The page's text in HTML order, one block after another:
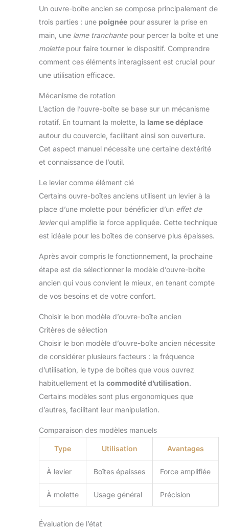
Un ouvre-boîte ancien se compose principalement de
trois parties : une poignée pour assurer la prise en
main, une lame tranchantepour percer la boîte et une
molettepour faire tourner le dispositif. Comprendre
comment ces éléments interagissent est crucial pour
une utilisation efficace.
Mécanisme de rotation
L’action de l’ouvre-boîte se base sur un mécanisme
rotatif. En tournant la molette, la lame se déplace
autour du couvercle, facilitant ainsi son ouverture.
Cet aspect manuel nécessite une certaine dextérité
et connaissance de l’outil.
Le levier comme élément clé
Certains ouvre-boîtes anciens utilisent un levier à la
place d’une molette pour bénéficier d’un effet de
levierqui amplifie la force appliquée. Cette technique
est idéale pour les boîtes de conserve plus épaisses.
Après avoir compris le fonctionnement, la prochaine
étape est de sélectionner le modèle d’ouvre-boîte
ancien qui vous convient le mieux, en tenant compte
de vos besoins et de votre confort.
Choisir le bon modèle d’ouvre-boîte ancien
Critères de sélection
Choisir le bon modèle d’ouvre-boîte ancien nécessite
de considérer plusieurs facteurs : la fréquence
d’utilisation, le type de boîtes que vous ouvrez
habituellement et la commodité d’utilisation.
Certains modèles sont plus ergonomiques que
d’autres, facilitant leur manipulation.
Comparaison des modèles manuels
Type Utilisation Avantages
À levier Boîtes épaisses Force amplifiée
À molette Usage général Précision
Évaluation de l’état